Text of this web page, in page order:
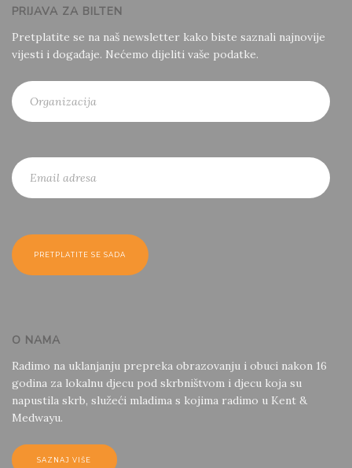
PRIJAVA ZA BILTEN
Pretplatite se na naš newsletter kako biste saznali najnovije
vijesti i događaje. Nećemo dijeliti vaše podatke.
O NAMA
Radimo na uklanjanju prepreka obrazovanju i obuci nakon 16
godina za lokalnu djecu pod skrbništvom i djecu koja su
napustila skrb, služeći mladima s kojima radimo u Kent &
Medwayu.
SAZNAJ VIŠE